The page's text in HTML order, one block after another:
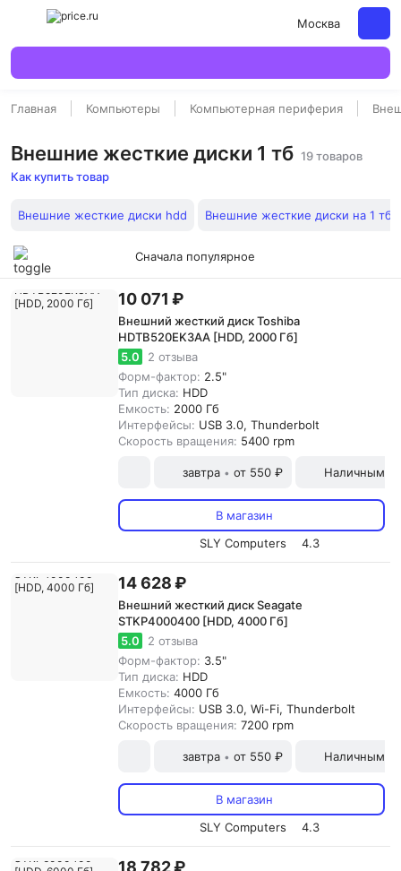
Москва
Главная Компьютеры Компьютерная периферия
Внешние жесткие диски 1 тб 19 товаров
Как купить товар
Внешние жесткие диски hdd Внешние жесткие диски на 1 тб
Сначала популярное
10 071 ₽
Внешний жесткий диск Toshiba
HDTB520EK3AA [HDD, 2000 Гб]
5.0
2 отзыва
Форм-фактор: 2.5"
Тип диска: HDD
Емкость: 2000 Гб
Интерфейсы: USB 3.0, Thunderbolt
Скорость вращения: 5400 rpm
завтра • от 550 ₽ Наличными
В магазин
SLY Computers
4.3
14 628 ₽
Внешний жесткий диск Seagate
STKP4000400 [HDD, 4000 Гб]
5.0
2 отзыва
Форм-фактор: 3.5"
Тип диска: HDD
Емкость: 4000 Гб
Интерфейсы: USB 3.0, Wi-Fi, Thunderbolt
Скорость вращения: 7200 rpm
завтра • от 550 ₽ Наличными
В магазин
SLY Computers
4.3
18 782 ₽